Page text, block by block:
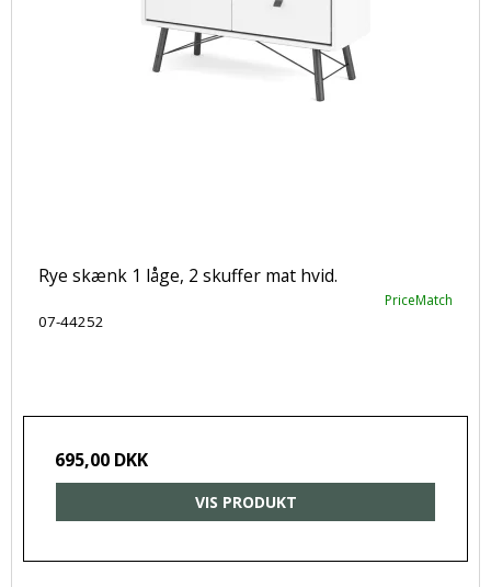
Rye skænk 1 låge, 2 skuffer mat hvid.
PriceMatch
07-44252
695,00 DKK
VIS PRODUKT